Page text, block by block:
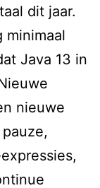
dit jaar.
minimaal
Java 13 in
nieuwe